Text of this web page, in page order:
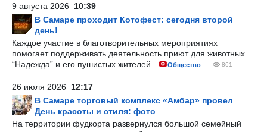
9 августа 2026 10:39
В Самаре проходит Котофест: сегодня второй
день!
Каждое участие в благотворительных мероприятиях
помогает поддерживать деятельность приют для животных
“Надежда” и его пушистых жителей.
Общество 861
26 июля 2026 12:17
В Самаре торговый комплекс «Амбар» провел
День красоты и стиля: фото
На территории фудкорта развернулся большой семейный